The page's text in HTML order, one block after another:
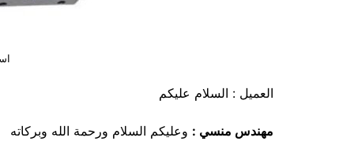
العميل : السلام عليكم
مهندس منسي : وعليكم السلام ورحمة الله وبركاته